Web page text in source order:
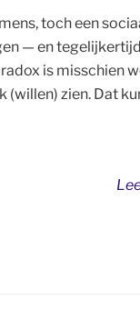
toch een
— en
is misschien
zien. Dat